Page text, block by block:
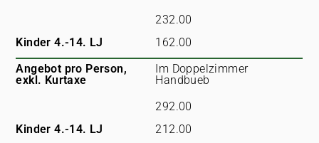
232.00
Kinder 4.-14. LJ
162.00
Angebot pro Person,
exkl. Kurtaxe
Im Doppelzimmer
Handbueb
292.00
Kinder 4.-14. LJ
212.00